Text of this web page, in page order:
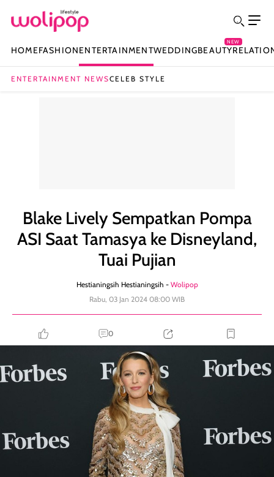
HOMEFASHIONENTERTAINMENTWEDDINGBEAUTY
NEW
ENTERTAINMENT NEWSCELEB STYLE
Blake Lively Sempatkan Pompa
ASI Saat Tamasya ke Disneyland,
Tuai Pujian
Hestianingsih Hestianingsih - Wolipop
Rabu, 03 Jan 2024 08:00 WIB
0